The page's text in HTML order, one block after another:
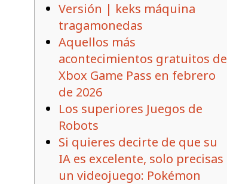
Versión | keks máquina
tragamonedas
Aquellos más
acontecimientos gratuitos de
Xbox Game Pass en febrero
de 2026
Los superiores Juegos de
Robots
Si quieres decirte de que su
IA es excelente, solo precisas
un videojuego: Pokémon